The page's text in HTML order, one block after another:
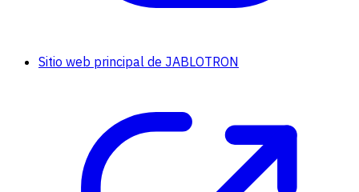
Sitio web principal de JABLOTRON